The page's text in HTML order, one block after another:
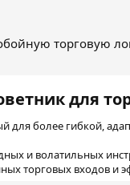
торговую
для
для более гибкой,
и волатильных
торговых входов и